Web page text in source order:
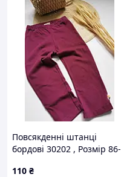
Повсякденні штанці
бордові 30202 , Розмір 86-
110 ₴